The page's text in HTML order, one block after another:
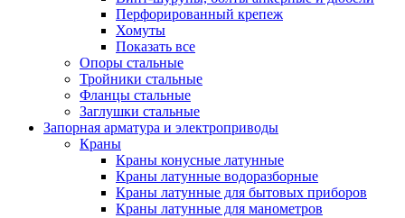
Перфорированный крепеж
Хомуты
Показать все
Опоры стальные
Тройники стальные
Фланцы стальные
Заглушки стальные
Запорная арматура и электроприводы
Краны
Краны конусные латунные
Краны латунные водоразборные
Краны латунные для бытовых приборов
Краны латунные для манометров